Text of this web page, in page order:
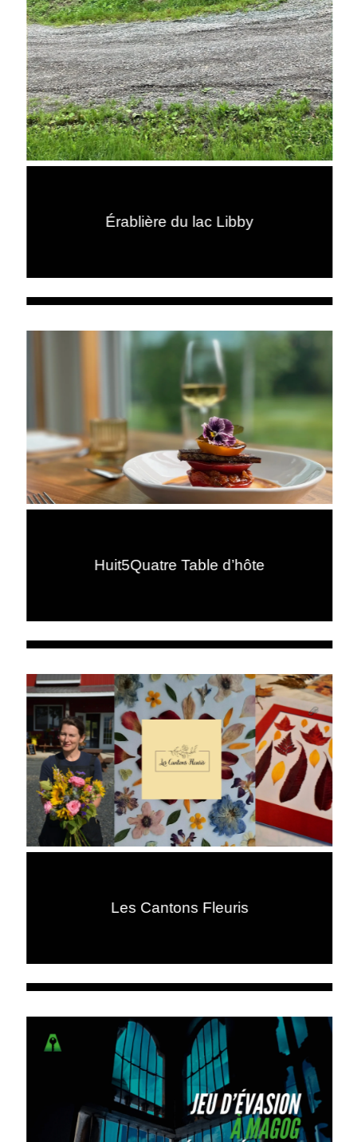
Érablière du lac Libby
Huit5Quatre Table d’hôte
Les Cantons Fleuris